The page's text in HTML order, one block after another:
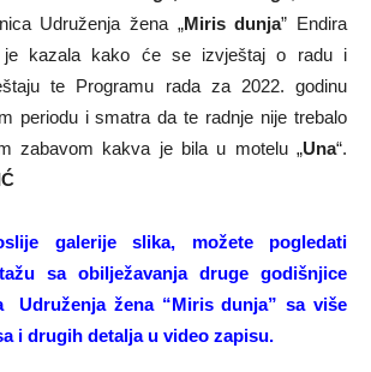
Udruženja žena „Miris dunja” Endira
je kazala kako će se izvještaj o radu i
te Programu rada za 2022. godinu
periodu i smatra da te radnje nije trebalo
zabavom kakva je bila u motelu „Una“.
galerije slika, možete pogledati
sa obilježavanja druge godišnjice
Udruženja žena “Miris dunja” sa više
i drugih detalja u video zapisu.